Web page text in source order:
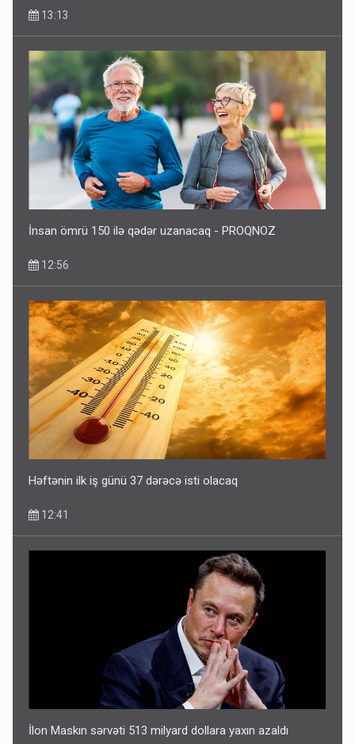
13:13
İnsan ömrü 150 ilə qədər uzanacaq - PROQNOZ
12:56
Həftənin ilk iş günü 37 dərəcə isti olacaq
12:41
İlon Maskın sərvəti 513 milyard dollara yaxın azaldı